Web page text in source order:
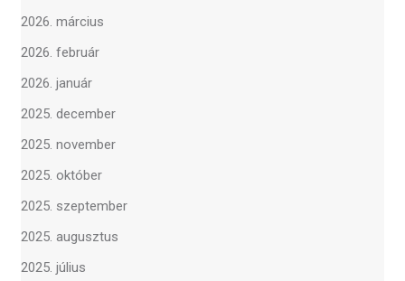
2026. március
2026. február
2026. január
2025. december
2025. november
2025. október
2025. szeptember
2025. augusztus
2025. július